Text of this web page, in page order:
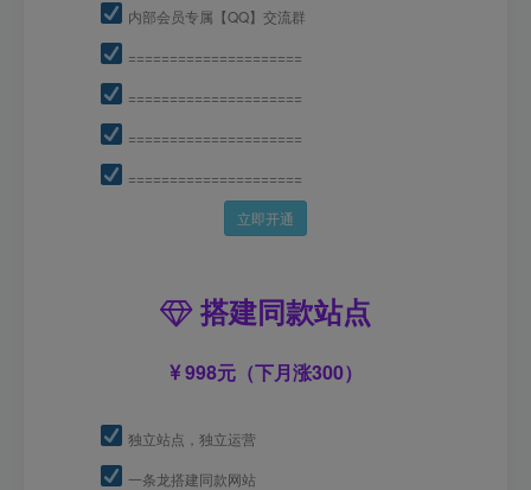
内部会员专属【QQ】交流群
=====================
=====================
=====================
=====================
立即开通
搭建同款站点
998元（下月涨300）
独立站点，独立运营
一条龙搭建同款网站